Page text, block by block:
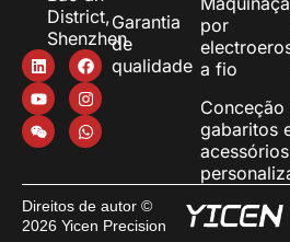
District,
Shenzhen
Garantia
de
qualidade
por
a fio
Conceção
gabaritos
acessórios
Direitos de autor ©
2026 Yicen Precision